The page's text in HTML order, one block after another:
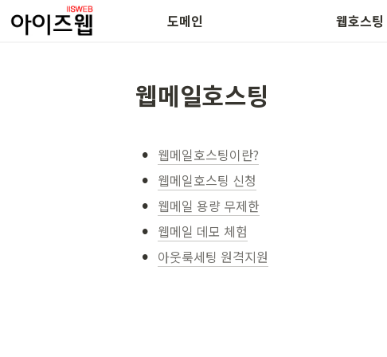
도메인 웹호스팅
도메인 복구안내 SSL 보안서버 인
웹메일호스팅
• 웹메일호스팅이란?
• 웹메일호스팅 신청
• 웹메일 용량 무제한
• 웹메일 데모 체험
• 아웃룩세팅 원격지원